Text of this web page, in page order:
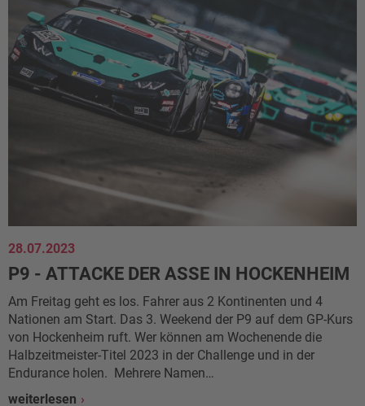
28.07.2023
P9 - ATTACKE DER ASSE IN HOCKENHEIM
Am Freitag geht es los. Fahrer aus 2 Kontinenten und 4
Nationen am Start. Das 3. Weekend der P9 auf dem GP-Kurs
von Hockenheim ruft. Wer können am Wochenende die
Halbzeitmeister-Titel 2023 in der Challenge und in der
Endurance holen. Mehrere Namen…
weiterlesen